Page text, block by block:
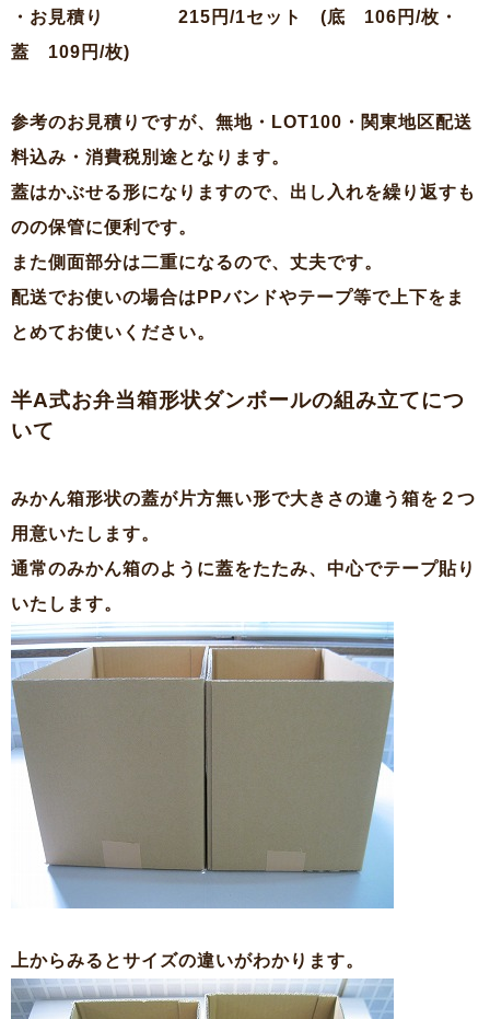
・お見積り 215円/1セット (底 106円/枚・
蓋 109円/枚)
参考のお見積りですが、無地・LOT100・関東地区配送
料込み・消費税別途となります。
蓋はかぶせる形になりますので、出し入れを繰り返すも
のの保管に便利です。
また側面部分は二重になるので、丈夫です。
配送でお使いの場合はPPバンドやテープ等で上下をま
とめてお使いください。
半A式お弁当箱形状ダンボールの組み立てにつ
いて
みかん箱形状の蓋が片方無い形で大きさの違う箱を２つ
用意いたします。
通常のみかん箱のように蓋をたたみ、中心でテープ貼り
いたします。
上からみるとサイズの違いがわかります。